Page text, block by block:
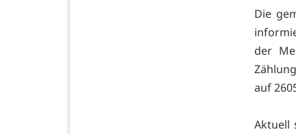
Die
der
auf
Aktuell